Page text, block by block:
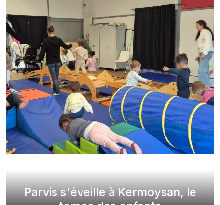
Parvis s'éveille à Kermoysan, le